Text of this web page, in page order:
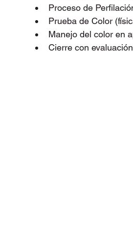
Proceso de
Prueba de Color
Manejo del color en
Cierre con